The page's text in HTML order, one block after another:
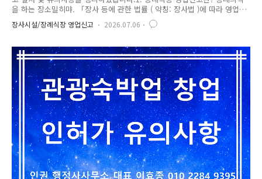
을 하는 장소밀히먀. 「장사 등에 관한 법률 ( 약칭: 장사법 )에 따라 영업
신고를 해야 합니다.주요 규정은 아래와 같습니다. ① 시ㆍ도지사 또는 시
장ㆍ군수ㆍ구청장이 아닌 자가 장례식장을 설치ㆍ운영하려는 경우에는 대
하는 바에 따라 장례식장 소재지를 관할하는 시장등에게 신고하여야 한다.
신고한 사항을 변경하려는 경우에도 같다.② 시장등은 제1항에 따른 신고
또는 변경신고를 받은 경우 그 내용을 검토하여 이 법에 적합하면 신고를
수리하여야 한다. ③ 제1항에 따라 신고하고 장례식장을 운영하는 자(이하
..
장사시설/장례식장 영업신고 2026.07.06